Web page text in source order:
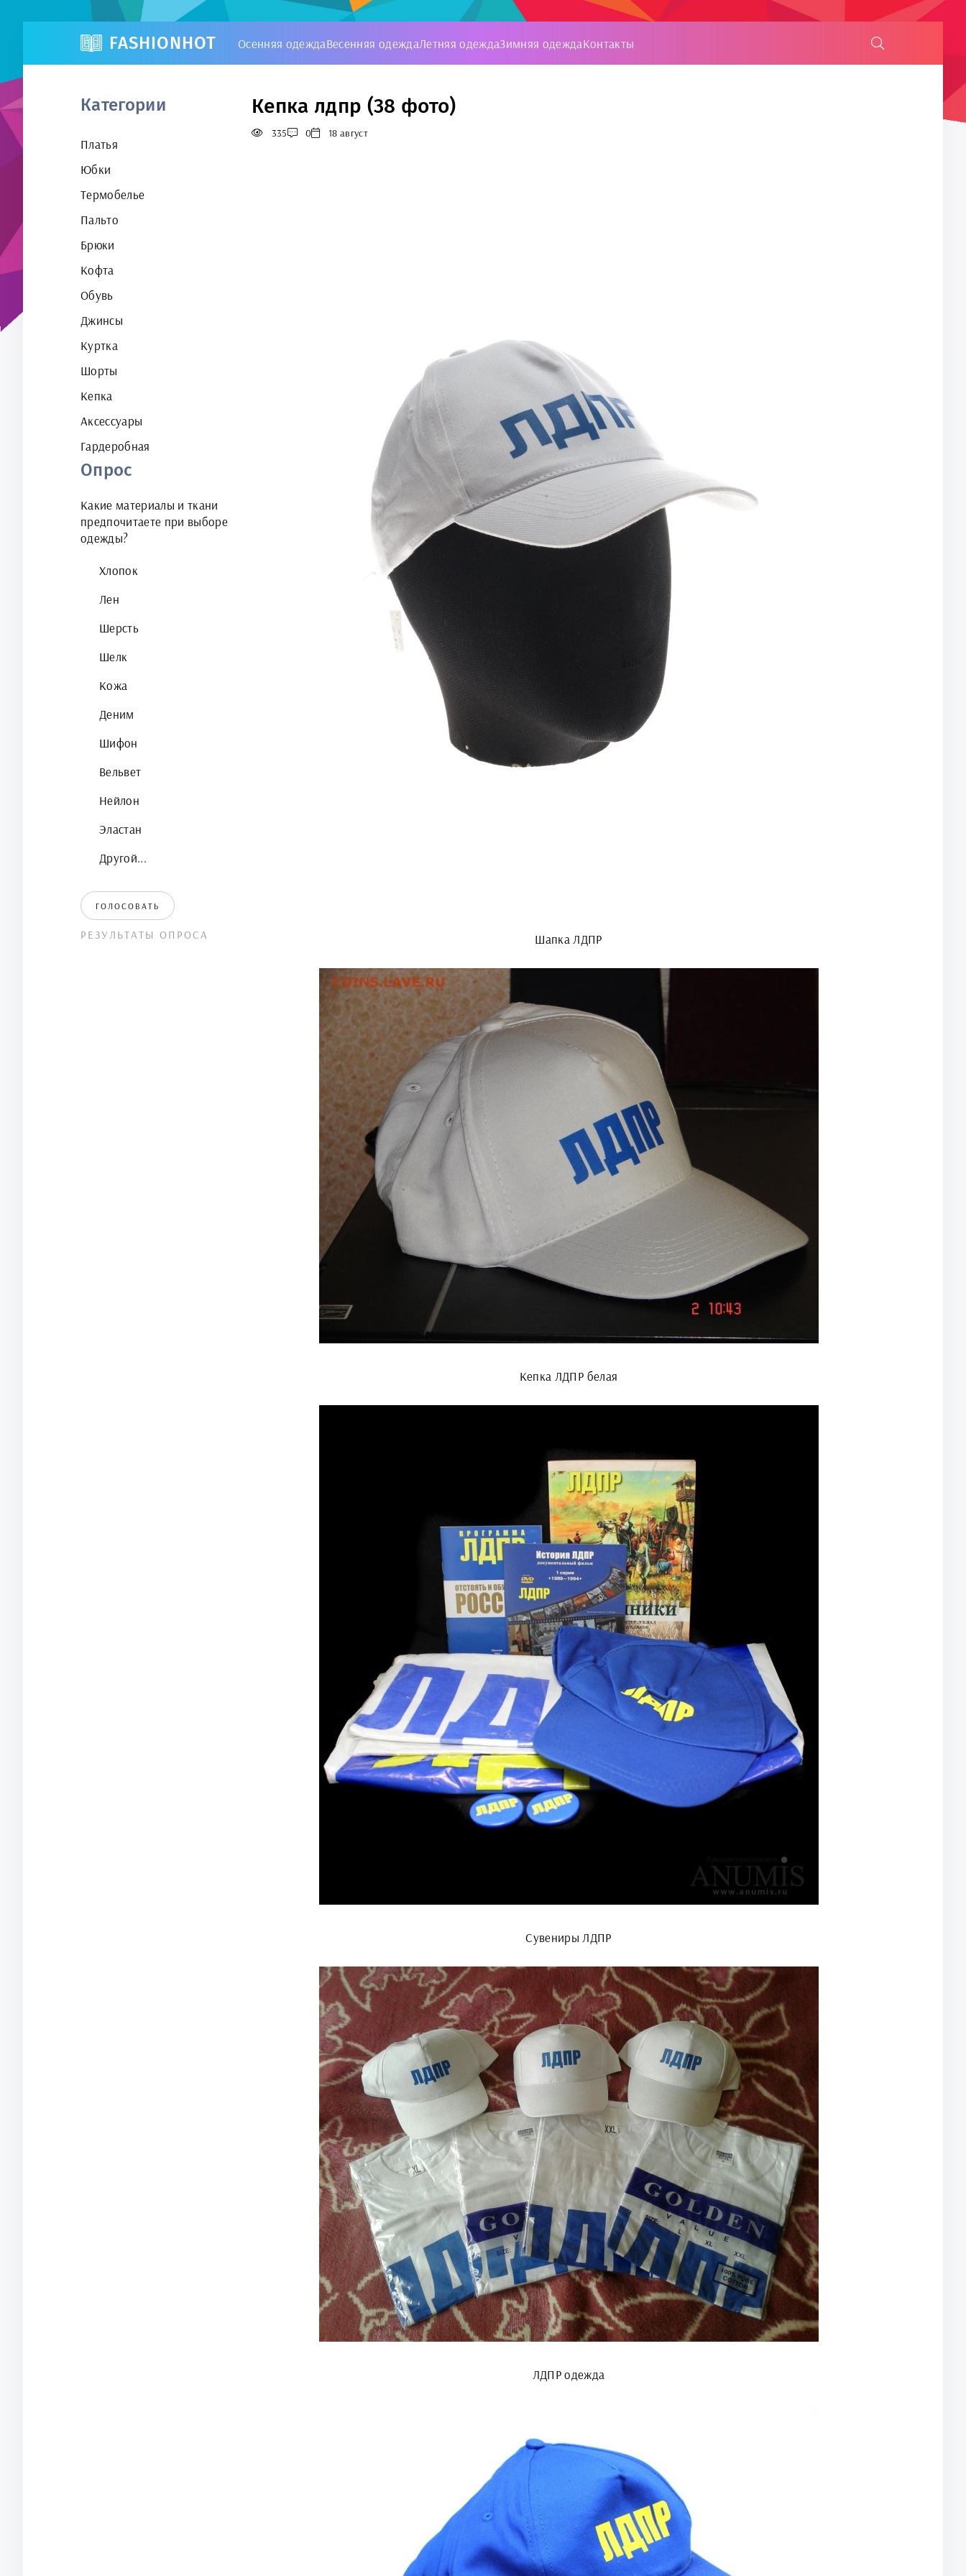
FASHIONHOT Осенняя одеждаВесенняя одеждаЛетняя одеждаЗимняя одеждаКонтакты
Категории
Платья
Юбки
Термобелье
Пальто
Брюки
Кофта
Обувь
Джинсы
Куртка
Шорты
Кепка
Аксессуары
Гардеробная
Опрос
Какие материалы и ткани
предпочитаете при выборе
одежды?
Хлопок
Лен
Шерсть
Шелк
Кожа
Деним
Шифон
Вельвет
Нейлон
Эластан
Другой...
ГОЛОСОВАТЬ
РЕЗУЛЬТАТЫ ОПРОСА
Кепка лдпр (38 фото)
335 0 18 август
Шапка ЛДПР
Кепка ЛДПР белая
Сувениры ЛДПР
ЛДПР одежда